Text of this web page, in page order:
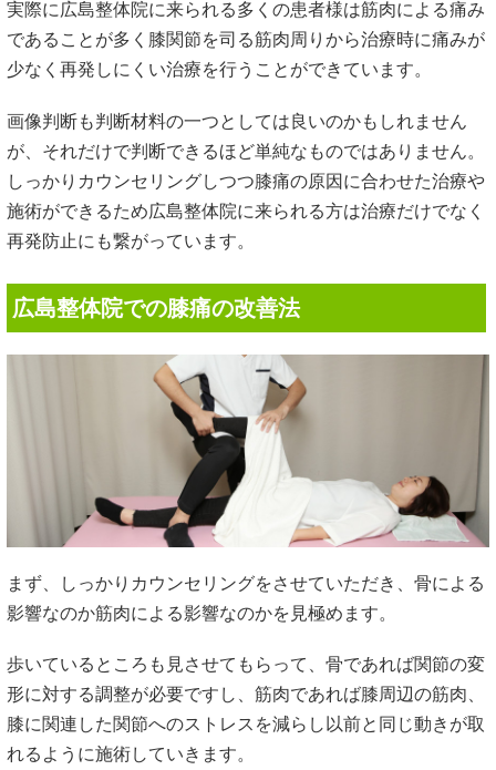
実際に広島整体院に来られる多くの患者様は筋肉による痛み
であることが多く膝関節を司る筋肉周りから治療時に痛みが
少なく再発しにくい治療を行うことができています。
画像判断も判断材料の一つとしては良いのかもしれません
が、それだけで判断できるほど単純なものではありません。
しっかりカウンセリングしつつ膝痛の原因に合わせた治療や
施術ができるため広島整体院に来られる方は治療だけでなく
再発防止にも繋がっています。
広島整体院での膝痛の改善法
まず、しっかりカウンセリングをさせていただき、骨による
影響なのか筋肉による影響なのかを見極めます。
歩いているところも見させてもらって、骨であれば関節の変
形に対する調整が必要ですし、筋肉であれば膝周辺の筋肉、
膝に関連した関節へのストレスを減らし以前と同じ動きが取
れるように施術していきます。